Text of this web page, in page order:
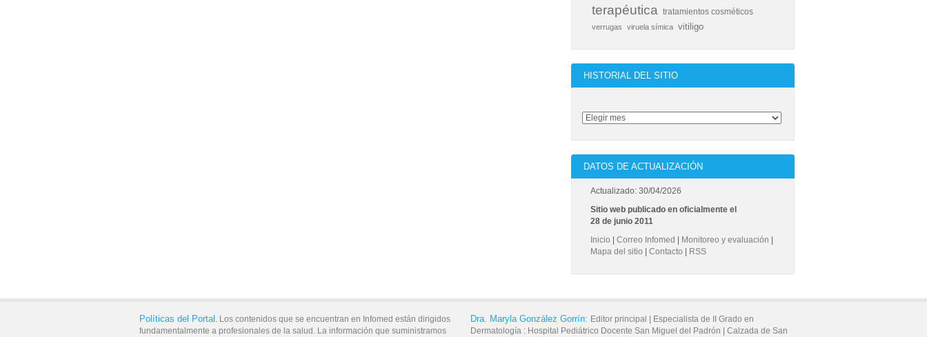
terapéutica tratamientos cosméticos
verrugas viruela símica vitiligo
HISTORIAL DEL SITIO
DATOS DE ACTUALIZACIÓN
Actualizado: 30/04/2026
Sitio web publicado en oficialmente el
28 de junio 2011
Inicio
Correo Infomed Monitoreo y evaluación
Mapa del sitio
Contacto RSS
Políticas del Portal . Los contenidos que se encuentran en Infomed están dirigidos
fundamentalmente a profesionales de la salud. La información que suministramos
Dra. Maryla González Gorrín: Editor principal |
Especialista de II Grado en
Dermatología : Hospital Pediátrico Docente San Miguel del Padrón | Calzada de San